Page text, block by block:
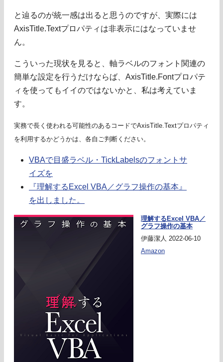
と辿るのが統一感は出ると思うのですが、実際には
AxisTitle.Textプロパティは非表示にはなっていませ
ん。
こういった現状を見ると、軸ラベルのフォント関連の
簡単な設定を行うだけならば、AxisTitle.Fontプロパテ
ィを使ってもイイのではないかと、私は考えていま
す。
実務で長く使われる可能性のあるコードでAxisTitle.Textプロパティ
を利用するかどうかは、各自ご判断ください。
VBAで目盛ラベル・TickLabelsのフォントサ
イズを
『理解するExcel VBA／グラフ操作の基本』
を出しました。
理解するExcel VBA／
グラフ操作の基本
伊藤潔人 2022-06-10
Amazon